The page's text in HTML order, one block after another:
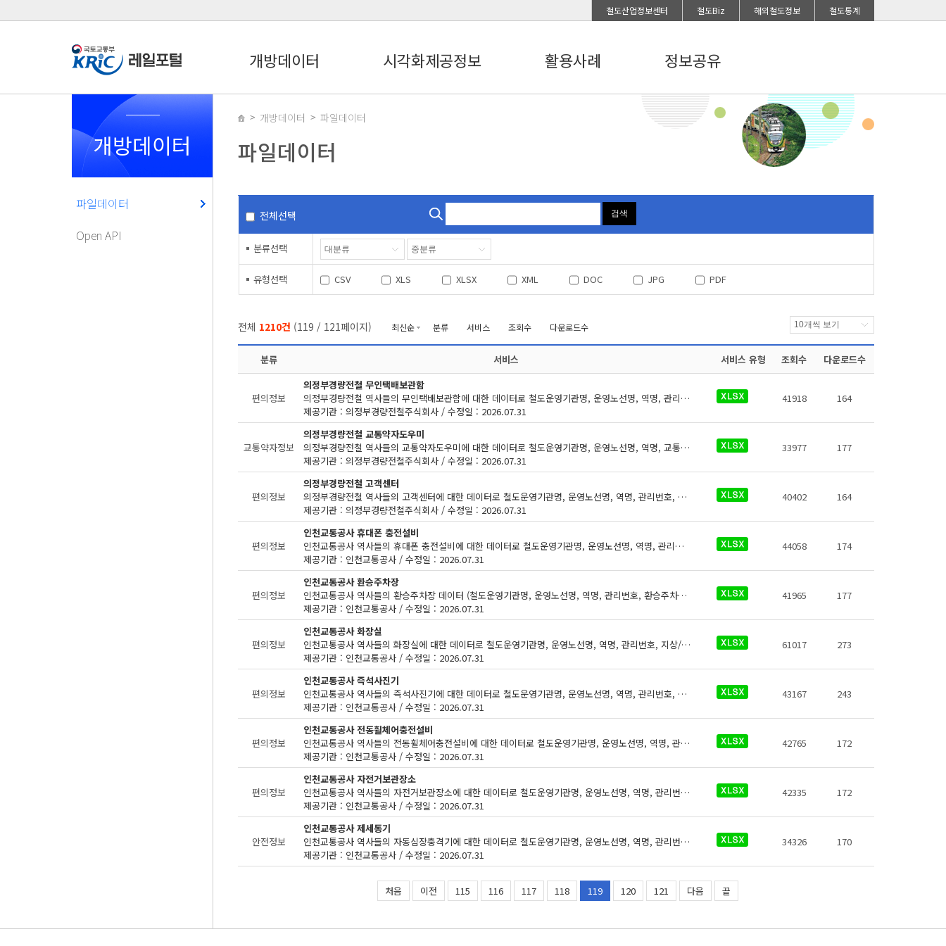
철도산업정보센터 철도Biz 해외철도정보 철도통계
개방데이터 시각화제공정보 활용사례 정보공유
개방데이터
파일데이터
Open API
개방데이터 파일데이터
파일데이터
전체선택 검색
분류선택
유형선택 CSV XLS XLSX XML DOC JPG PDF
전체 1210건 (119 / 121페이지) 최신순 분류 서비스 조회수 다운로드수
분류 서비스 서비스 유형 조회수 다운로드수
편의정보
의정부경량전철 무인택배보관함
의정부경량전철 역사들의 무인택배보관함에 대한 데이터로 철도운영기관명, 운영노선명, 역명, 관리번호, 무인편의시설명, 크기코드, 지상지하구분, 역층, 상세위치, 시설수, 이용요금, 운영사, 전화번호, 데이터 기준일자, 참고사항이 있습니다.
제공기관 : 의정부경량전철주식회사 / 수정일 : 2026.07.31
41918 164
교통약자정보
의정부경량전철 교통약자도우미
의정부경량전철 역사들의 교통약자도우미에 대한 데이터로 철도운영기관명, 운영노선명, 역명, 교통약자도우미 전화번호, 데이터 기준일자, 참고사항이 있습니다.
제공기관 : 의정부경량전철주식회사 / 수정일 : 2026.07.31
33977 177
편의정보
의정부경량전철 고객센터
의정부경량전철 역사들의 고객센터에 대한 데이터로 철도운영기관명, 운영노선명, 역명, 관리번호, 역내시설구분, 지상지하구분, 역층, (근접) 출입구번호, 상세위치, 이용시간, 전화번호, 데이터 기준일자, 참고사항이 있습니다.
제공기관 : 의정부경량전철주식회사 / 수정일 : 2026.07.31
40402 164
편의정보
인천교통공사 휴대폰 충전설비
인천교통공사 역사들의 휴대폰 충전설비에 대한 데이터로 철도운영기관명, 운영노선명, 역명, 관리번호, 충전설비구분, 지상지하구분, 역층, 커넥터구분, 상세위치, 충전설비수, 이용요금, 전화번호, 데이터 기준일자, 참고사항이 있습니다.
제공기관 : 인천교통공사 / 수정일 : 2026.07.31
44058 174
편의정보
인천교통공사 환승주차장
인천교통공사 역사들의 환승주차장 데이터 (철도운영기관명, 운영노선명, 역명, 관리번호, 환승주차장명, 출입구 번호, 주차면수, 급지, 운영시간(평일), 운영시간(휴일), 주차요금, 주차요금(월정액권), 주차요금(기타), 운영기관명, 전화번호, 데이터 기준일자, 참고사항)이 있습니다.
제공기관 : 인천교통공사 / 수정일 : 2026.07.31
41965 177
편의정보
인천교통공사 화장실
인천교통공사 역사들의 화장실에 대한 데이터로 철도운영기관명, 운영노선명, 역명, 관리번호, 지상/지하 구분, 역층, 게이트 내외 구분, (근접) 출입구번호, 상세위치, 화장실 구분, 데이터 기준일자, 참고사항이 있습니다.
제공기관 : 인천교통공사 / 수정일 : 2026.07.31
61017 273
편의정보
인천교통공사 즉석사진기
인천교통공사 역사들의 즉석사진기에 대한 데이터로 철도운영기관명, 운영노선명, 역명, 관리번호, 무인편의시설구분, 크기코드, 지상지하구분, 역층, 상세위치, 시설수, 이용요금, 운영사, 전화번호, 데이터 기준일자, 참고사항이 있습니다.
제공기관 : 인천교통공사 / 수정일 : 2026.07.31
43167 243
편의정보
인천교통공사 전동휠체어충전설비
인천교통공사 역사들의 전동휠체어충전설비에 대한 데이터로 철도운영기관명, 운영노선명, 역명, 관리번호, 충전설비구분, 지상지하구분, 역층, 커넥터구분, 상세위치, 충전설비수, 이용요금, 전화번호, 데이터 기준일자, 참고사항이 있습니다.
제공기관 : 인천교통공사 / 수정일 : 2026.07.31
42765 172
편의정보
인천교통공사 자전거보관장소
인천교통공사 역사들의 자전거보관장소에 대한 데이터로 철도운영기관명, 운영노선명, 역명, 관리번호, 출입구번호, 보관대수, 설치형태, 상세위치, 관리기관 전화번호, 관리기관명, 데이터 기준일자, 참고사항이 있습니다.
제공기관 : 인천교통공사 / 수정일 : 2026.07.31
42335 172
안전정보
인천교통공사 제세동기
인천교통공사 역사들의 자동심장충격기에 대한 데이터로 철도운영기관명, 운영노선명, 역명, 관리번호, 역내안전설비구분, 지상지하구분, 역층, 역층구분, (근접) 출입구번호, 상세위치, 제세동기 운영방식, 제세동기 출력에너지, 보유대수, 데이터 기준일자, 참고사항이 있습니다.
제공기관 : 인천교통공사 / 수정일 : 2026.07.31
34326 170
처음 이전 115 116 117 118 119 120 121 다음 끝